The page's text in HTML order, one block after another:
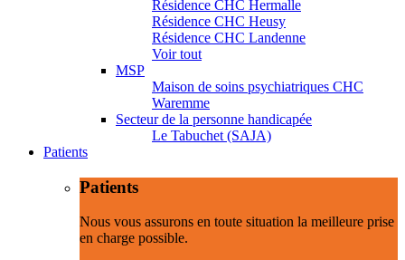
Résidence CHC Hermalle
Résidence CHC Heusy
Résidence CHC Landenne
Voir tout
MSP
Maison de soins psychiatriques CHC
Waremme
Secteur de la personne handicapée
Le Tabuchet (SAJA)
Patients
Patients
Nous vous assurons en toute situation la meilleure prise
en charge possible.